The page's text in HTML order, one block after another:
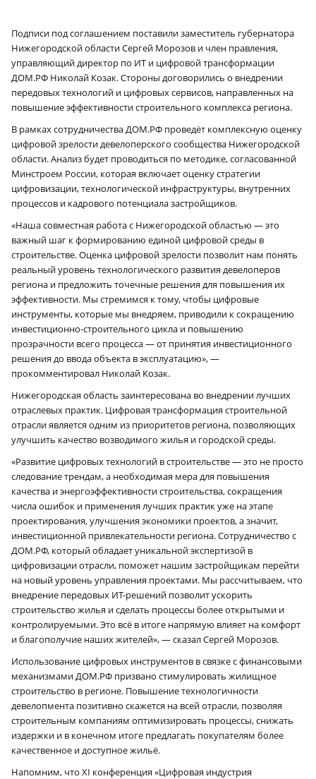
Подписи под соглашением поставили заместитель губернатора
Нижегородской области Сергей Морозов и член правления,
управляющий директор по ИТ и цифровой трансформации
ДОМ.РФ Николай Козак. Стороны договорились о внедрении
передовых технологий и цифровых сервисов, направленных на
повышение эффективности строительного комплекса региона.
В рамках сотрудничества ДОМ.РФ проведёт комплексную оценку
цифровой зрелости девелоперского сообщества Нижегородской
области. Анализ будет проводиться по методике, согласованной
Минстроем России, которая включает оценку стратегии
цифровизации, технологической инфраструктуры, внутренних
процессов и кадрового потенциала застройщиков.
«Наша совместная работа с Нижегородской областью — это
важный шаг к формированию единой цифровой среды в
строительстве. Оценка цифровой зрелости позволит нам понять
реальный уровень технологического развития девелоперов
региона и предложить точечные решения для повышения их
эффективности. Мы стремимся к тому, чтобы цифровые
инструменты, которые мы внедряем, приводили к сокращению
инвестиционно-строительного цикла и повышению
прозрачности всего процесса — от принятия инвестиционного
решения до ввода объекта в эксплуатацию», —
прокомментировал Николай Козак.
Нижегородская область заинтересована во внедрении лучших
отраслевых практик. Цифровая трансформация строительной
отрасли является одним из приоритетов региона, позволяющих
улучшить качество возводимого жилья и городской среды.
«Развитие цифровых технологий в строительстве — это не просто
следование трендам, а необходимая мера для повышения
качества и энергоэффективности строительства, сокращения
числа ошибок и применения лучших практик уже на этапе
проектирования, улучшения экономики проектов, а значит,
инвестиционной привлекательности региона. Сотрудничество с
ДОМ.РФ, который обладает уникальной экспертизой в
цифровизации отрасли, поможет нашим застройщикам перейти
на новый уровень управления проектами. Мы рассчитываем, что
внедрение передовых ИТ-решений позволит ускорить
строительство жилья и сделать процессы более открытыми и
контролируемыми. Это всё в итоге напрямую влияет на комфорт
и благополучие наших жителей», — сказал Сергей Морозов.
Использование цифровых инструментов в связке с финансовыми
механизмами ДОМ.РФ призвано стимулировать жилищное
строительство в регионе. Повышение технологичности
девелопмента позитивно скажется на всей отрасли, позволяя
строительным компаниям оптимизировать процессы, снижать
издержки и в конечном итоге предлагать покупателям более
качественное и доступное жильё.
Напомним, что XI конференция «Цифровая индустрия